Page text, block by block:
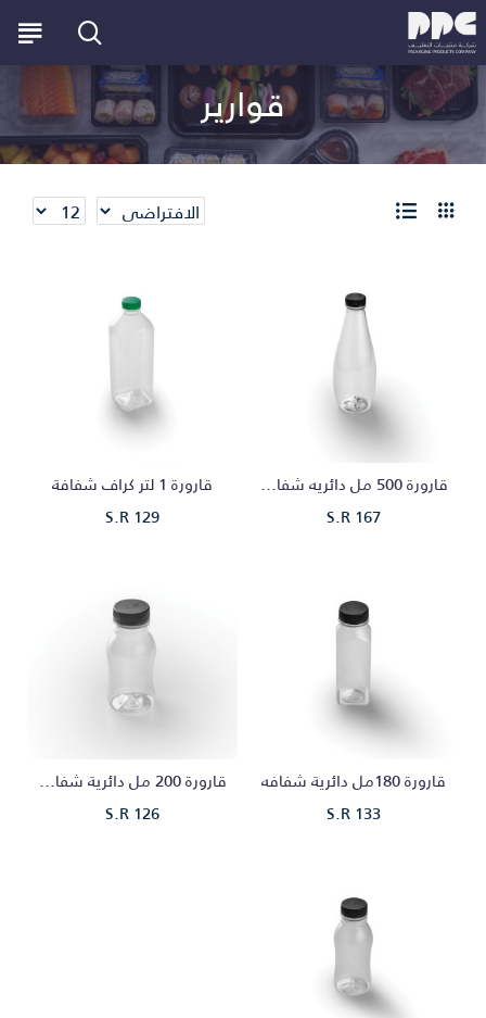
قوارير
قارورة 500 مل دائريه شفافه
S.R 167
قارورة 1 لتر كراف شفافة
S.R 129
قارورة 180مل دائرية شفافه
S.R 133
قارورة 200 مل دائرية شفافه
S.R 126